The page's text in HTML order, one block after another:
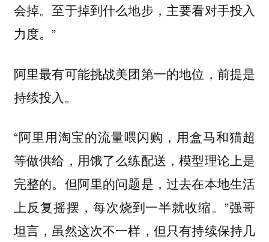
会掉。至于掉到什么地步，主要看对手投入
力度。”
阿里最有可能挑战美团第一的地位，前提是
持续投入。
“阿里用淘宝的流量喂闪购，用盒马和猫超
等做供给，用饿了么练配送，模型理论上是
完整的。但阿里的问题是，过去在本地生活
上反复摇摆，每次烧到一半就收缩。”强哥
坦言，虽然这次不一样，但只有持续保持几